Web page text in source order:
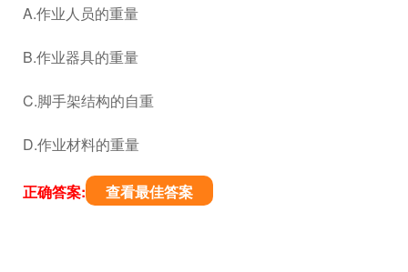
A.作业人员的重量
B.作业器具的重量
C.脚手架结构的自重
D.作业材料的重量
正确答案: 查看最佳答案